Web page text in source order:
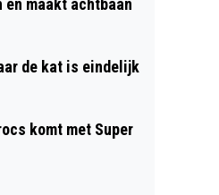
maakt achtbaan
de kat is eindelijk
komt met Super